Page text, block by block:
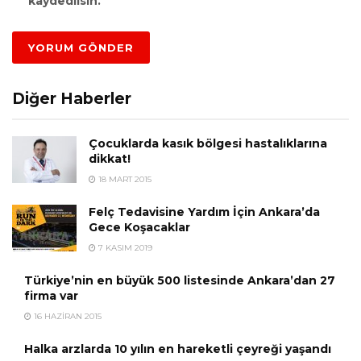
Diğer Haberler
Çocuklarda kasık bölgesi hastalıklarına
dikkat!
18 MART 2015
Felç Tedavisine Yardım İçin Ankara’da
Gece Koşacaklar
7 KASIM 2019
Türkiye’nin en büyük 500 listesinde Ankara’dan 27
firma var
16 HAZIRAN 2015
Halka arzlarda 10 yılın en hareketli çeyreği yaşandı